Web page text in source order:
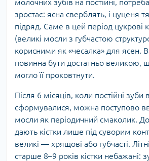
зростає: ясна сверблять, і цуценя
підряд. Саме в цей період цукрові
(великі мосли з губчастою
корисними як «чесалка» для ясен.
повинна бути достатньо великою,
могло її проковтнути.
Після 6 місяців, коли постійні зуби
сформувалися, можна поступово
мосли як періодичний смаколик.
дають кістки лише під суворим
великі — хрящові або губчасті.
старше 8–9 років кістки небажані: